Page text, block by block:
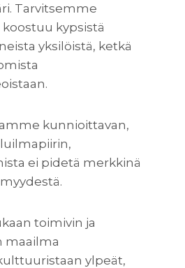
Tarvitsemme
kypsistä
yksilöistä, ketkä
kunnioittavan,
ei pidetä merkkinä
toimivin ja
maailma
ylpeät,